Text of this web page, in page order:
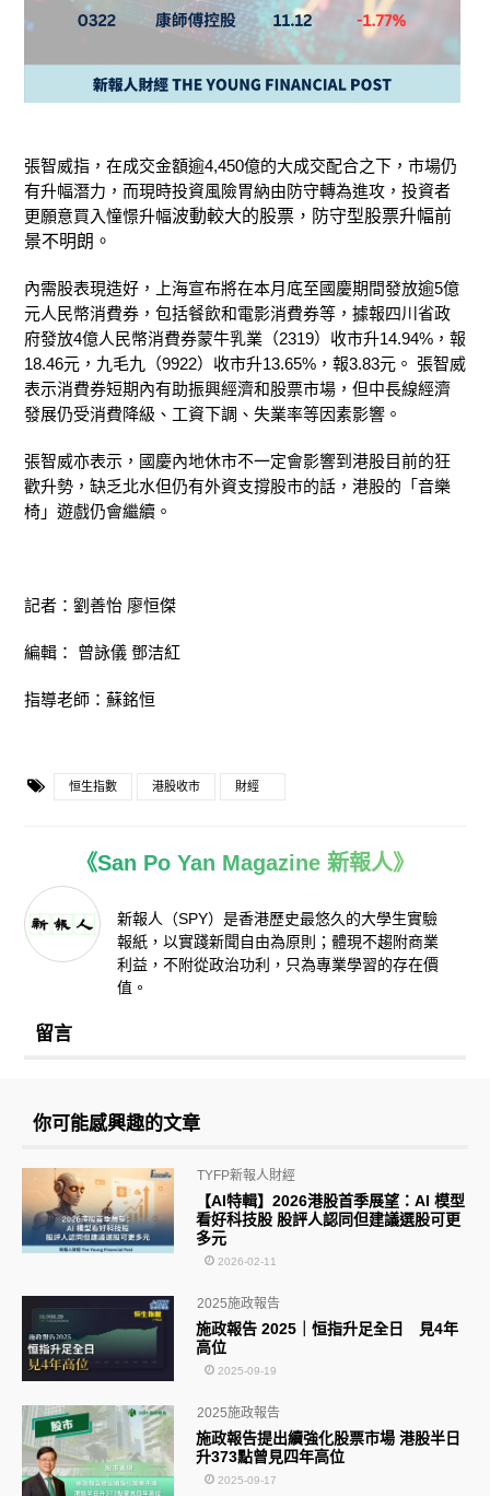
張智威指，在成交金額逾4,450億的大成交配合之下，市場仍
有升幅潛力，而現時投資風險胃納由防守轉為進攻，投資者
更願意買入憧憬升幅波動較大的股票，防守型股票升幅前
景不明朗。
內需股表現造好，上海宣布將在本月底至國慶期間發放逾5億
元人民幣消費券，包括餐飲和電影消費券等，據報四川省政
府發放4億人民幣消費券蒙牛乳業（2319）收市升14.94%，報
18.46元，九毛九（9922）收市升13.65%，報3.83元。 張智威
表示消費券短期內有助振興經濟和股票市場，但中長線經濟
發展仍受消費降級、工資下調、失業率等因素影響。
張智威亦表示，國慶內地休市不一定會影響到港股目前的狂
歡升勢，缺乏北水但仍有外資支撐股市的話，港股的「音樂
椅」遊戲仍會繼續。
記者：劉善怡 廖恒傑
編輯： 曾詠儀 鄧洁紅
指導老師：蘇銘恒
恒生指數 港股收市 財經
《San Po Yan Magazine 新報人》
新報人（SPY）是香港歷史最悠久的大學生實驗
報紙，以實踐新聞自由為原則；體現不趨附商業
利益，不附從政治功利，只為專業學習的存在價
值。
留言
你可能感興趣的文章
【AI特輯】2026港股首季展望：AI 模型
看好科技股 股評人認同但建議選股可更
多元
TYFP新報人財經
2026-02-11
施政報告 2025｜恒指升足全日 見4年
高位
2025施政報告
2025-09-19
施政報告提出續強化股票市場 港股半日
升373點曾見四年高位
2025施政報告
2025-09-17